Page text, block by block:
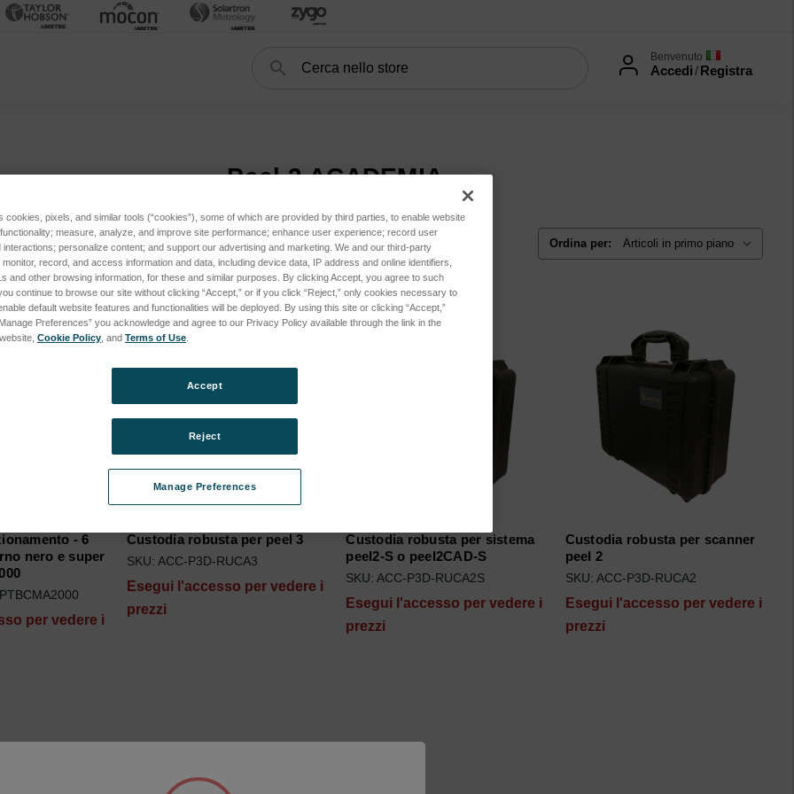
Search Benvenuto
Accedi/Registra
Peel 3 ACADEMIA
Ordina per:
- 6
nero e super
per vedere i
Custodia robusta per peel 3
SKU: ACC-P3D-RUCA3
Esegui l'accesso per vedere i
prezzi
Custodia robusta per sistema
peel2-S o peel2CAD-S
SKU: ACC-P3D-RUCA2S
Esegui l'accesso per vedere i
prezzi
Custodia robusta per scanner
peel 2
SKU: ACC-P3D-RUCA2
Esegui l'accesso per vedere i
prezzi
cookies, pixels, and similar tools (“cookies”), some of which are provided by third parties, to enable website
measure, analyze, and improve site performance; enhance user experience; record user
personalize content; and support our advertising and marketing. We and our third-party
record, and access information and data, including device data, IP address and online identifiers,
and other browsing information, for these and similar purposes. By clicking Accept, you agree to such
continue to browse our site without clicking “Accept,” or if you click “Reject,” only cookies necessary to
default website features and functionalities will be deployed. By using this site or clicking “Accept,”
Preferences” you acknowledge and agree to our Privacy Policy available through the link in the
Cookie Policy , and Terms of Use
Manage Preferences
Reject
Accept